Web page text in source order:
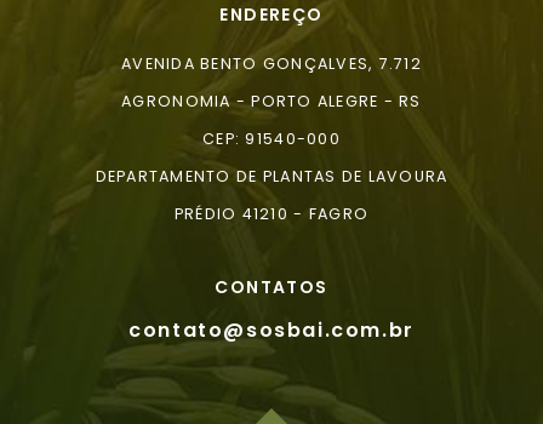
ENDEREÇO
AVENIDA BENTO GONÇALVES, 7.712
AGRONOMIA - PORTO ALEGRE - RS
CEP: 91540-000
DEPARTAMENTO DE PLANTAS DE LAVOURA
PRÉDIO 41210 - FAGRO
CONTATOS
contato@sosbai.com.br